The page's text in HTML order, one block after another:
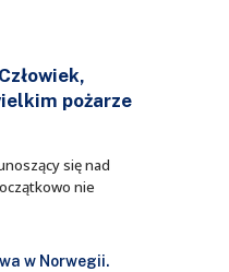
pożarze
się nad
nie
w Norwegii.